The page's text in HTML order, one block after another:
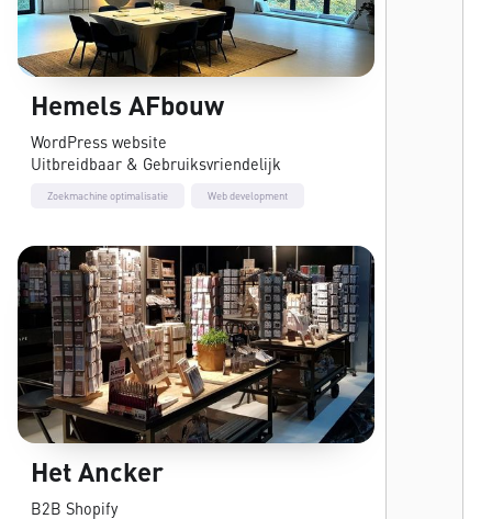
Hemels AFbouw
WordPress website
Uitbreidbaar & Gebruiksvriendelijk
Zoekmachine optimalisatie Web development
Het Ancker
B2B Shopify